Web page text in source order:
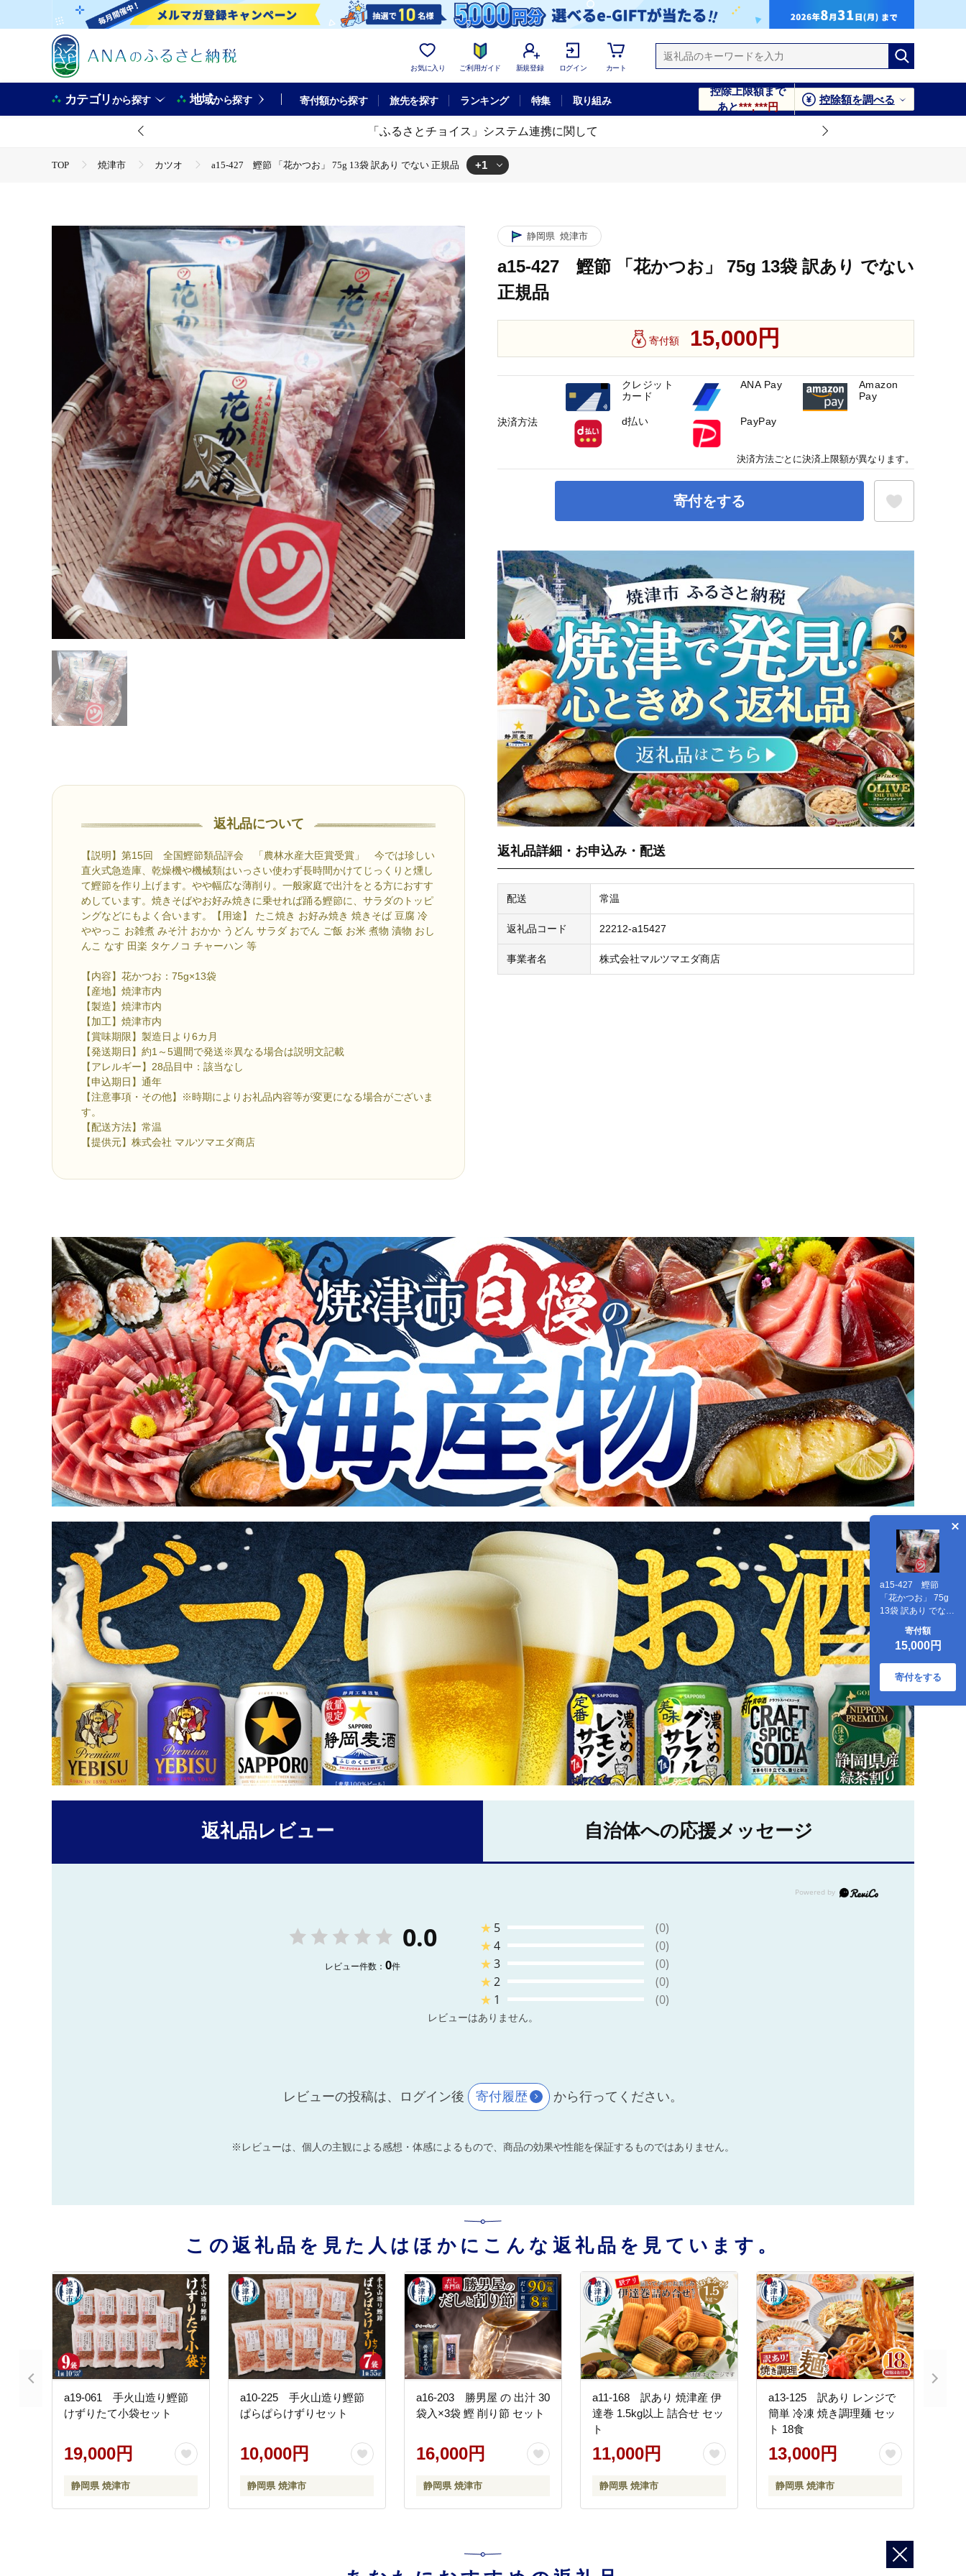
お気に入り ご利用ガイド 新規登録 ログイン カート
カテゴリから探す 地域から探す 寄付額から探す 旅先を探す ランキング 特集 取り組み
控除上限額まで
あと***,***円
控除額を調べる
「ふるさとチョイス」システム連携に関して
TOP 焼津市 カツオ a15-427 鰹節 「花かつお」 75g 13袋 訳あり でない 正規品 +1
返礼品について
【説明】第15回 全国鰹節類品評会 「農林水産大臣賞受賞」 今では珍しい
直火式急造庫、乾燥機や機械類はいっさい使わず長時間かけてじっくりと燻し
て鰹節を作り上げます。やや幅広な薄削り。一般家庭で出汁をとる方におすす
めしています。焼きそばやお好み焼きに乗せれば踊る鰹節に、サラダのトッピ
ングなどにもよく合います。【用途】 たこ焼き お好み焼き 焼きそば 豆腐 冷
ややっこ お雑煮 みそ汁 おかか うどん サラダ おでん ご飯 お米 煮物 漬物 おし
んこ なす 田楽 タケノコ チャーハン 等
【内容】花かつお：75g×13袋
【産地】焼津市内
【製造】焼津市内
【加工】焼津市内
【賞味期限】製造日より6カ月
【発送期日】約1～5週間で発送※異なる場合は説明文記載
【アレルギー】28品目中：該当なし
【申込期日】通年
【注意事項・その他】※時期によりお礼品内容等が変更になる場合がございま
す。
【配送方法】常温
【提供元】株式会社 マルツマエダ商店
静岡県 焼津市
a15-427 鰹節 「花かつお」 75g 13袋 訳あり でない
正規品
寄付額 15,000円
寄付をする
a15-427 鰹節
「花かつお」 75g
13袋 訳あり でない
寄付額
15,000円
寄付をする
返礼品詳細・お申込み・配送
配送 常温
返礼品コード 22212-a15427
事業者名 株式会社マルツマエダ商店
決済方法
クレジット
カード
ANA Pay
Amazon
Pay
d払い PayPay
決済方法ごとに決済上限額が異なります。
返礼品レビュー 自治体への応援メッセージ
0.0
レビュー件数： 0件
★ 5
(0)
★4
(0)
★3
(0)
★2
(0)
★ 1 (0)
レビューはありません。
レビューの投稿は、ログイン後 寄付履歴 から行ってください。
※レビューは、個人の主観による感想・体感によるもので、商品の効果や性能を保証するものではありません。
この返礼品を見た人はほかにこんな返礼品を見ています。
a19-061 手火山造り鰹節
けずりたて小袋セット
19,000円
静岡県 焼津市
a10-225 手火山造り鰹節
ぱらぱらけずりセット
10,000円
静岡県 焼津市
a16-203 勝男屋 の 出汁 30
袋入×3袋 鰹 削り節 セット
16,000円
静岡県 焼津市
a11-168 訳あり 焼津産 伊
達巻 1.5kg以上 詰合せ セッ
ト
11,000円
静岡県 焼津市
a13-125 訳あり レンジで
簡単 冷凍 焼き調理麺 セッ
ト 18食
13,000円
静岡県 焼津市